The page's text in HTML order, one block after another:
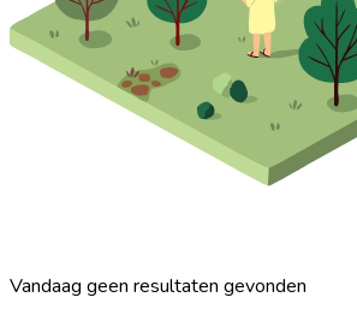
Vandaag geen resultaten gevonden